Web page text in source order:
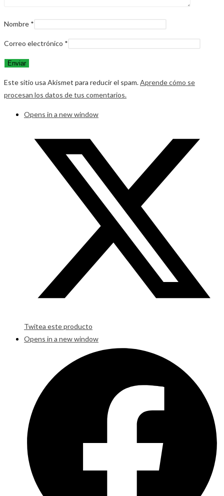
Nombre *
Correo electrónico *
Este sitio usa Akismet para reducir el spam.Aprende cómo se
procesan los datos de tus comentarios.
Opens in a new window
Twitea este producto
Opens in a new window